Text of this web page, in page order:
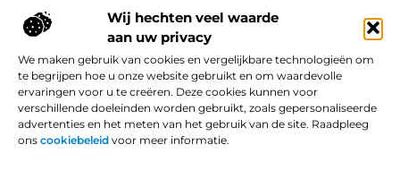
Wij hechten veel waarde
aan uw privacy
We maken gebruik van cookies en vergelijkbare technologieën om
te begrijpen hoe u onze website gebruikt en om waardevolle
ervaringen voor u te creëren. Deze cookies kunnen voor
verschillende doeleinden worden gebruikt, zoals gepersonaliseerde
advertenties en het meten van het gebruik van de site. Raadpleeg
ons cookiebeleid voor meer informatie.
Van praktische tips tot inspirerende verhalen – alles op Cdv-
Ontdek een breed scala aan blogs en artikelen die je dagelijks
leven verrijken, van handige adviezen tot boeiende inzichten.
Bericht categorie